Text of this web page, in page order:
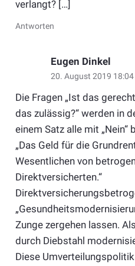
verlangt? […]
Antworten
Eugen Dinkel
20. August 2019 18:04
Die Fragen „Ist das
das zulässig?“ werden in
einem Satz alle mit „Nein“
„Das Geld für die
Wesentlichen von
Direktversicherten.“
Zunge zergehen lassen.
durch Diebstahl
Diese